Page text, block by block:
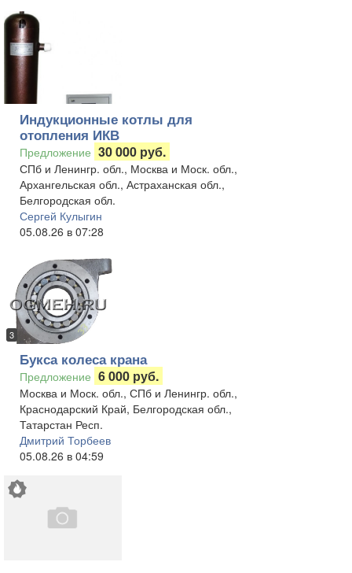
Индукционные котлы для
отопления ИКВ
Предложение 30 000 руб.
СПб и Ленингр. обл., Москва и Моск. обл.,
Архангельская обл., Астраханская обл.,
Белгородская обл.
Сергей Кулыгин
05.08.26 в 07:28
3
Букса колеса крана
Предложение 6 000 руб.
Москва и Моск. обл., СПб и Ленингр. обл.,
Краснодарский Край, Белгородская обл.,
Татарстан Респ.
Дмитрий Торбеев
05.08.26 в 04:59